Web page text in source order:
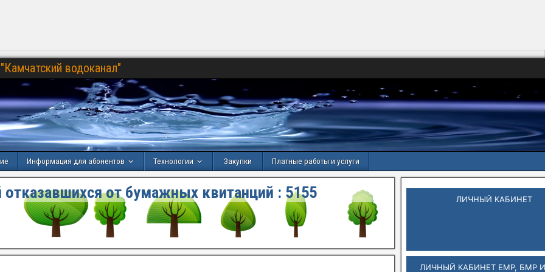
водоканал"
Информация для абонентов Технологии Закупки Платные работы и услуги
от бумажных квитанций : 5156 ЛИЧНЫЙ КАБИНЕТ
ЛИЧНЫЙ КАБИНЕТ ЕМР, БМР